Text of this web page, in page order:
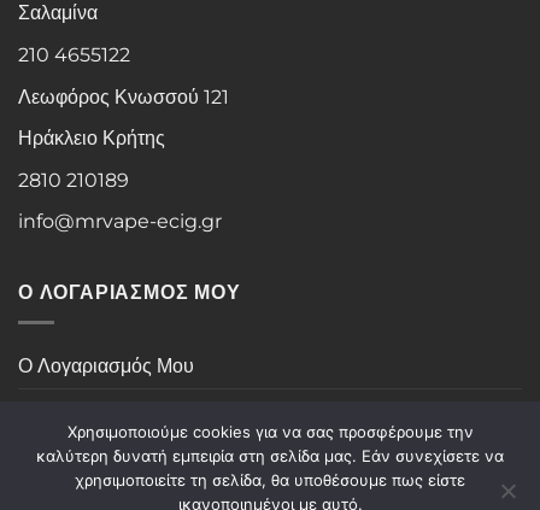
Σαλαμίνα
210 4655122
Λεωφόρος Κνωσσού 121
Ηράκλειο Κρήτης
2810 210189
info@mrvape-ecig.gr
Ο ΛΟΓΑΡΙΑΣΜΟΣ ΜΟΥ
Ο Λογαριασμός Μου
Visa PayPal Stripe MasterCard
Χρησιμοποιούμε cookies για να σας προσφέρουμε την
καλύτερη δυνατή εμπειρία στη σελίδα μας. Εάν συνεχίσετε να
χρησιμοποιείτε τη σελίδα, θα υποθέσουμε πως είστε
ικανοποιημένοι με αυτό.